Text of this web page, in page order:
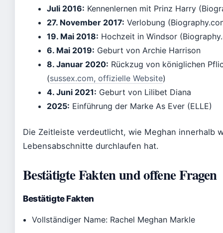
Juli 2016: Kennenlernen mit Prinz Harry
27. November 2017: Verlobung
19. Mai 2018: Hochzeit in Windsor
6. Mai 2019: Geburt von Archie Harrison
8. Januar 2020: Rückzug von königlichen
(sussex.com, offizielle Website)
4. Juni 2021: Geburt von Lilibet Diana
2025: Einführung der Marke As Ever (ELLE)
Die Zeitleiste verdeutlicht, wie Meghan innerhalb
Lebensabschnitte durchlaufen hat.
Bestätigte Fakten und offene Fragen
Bestätigte Fakten
Vollständiger Name: Rachel Meghan Markle